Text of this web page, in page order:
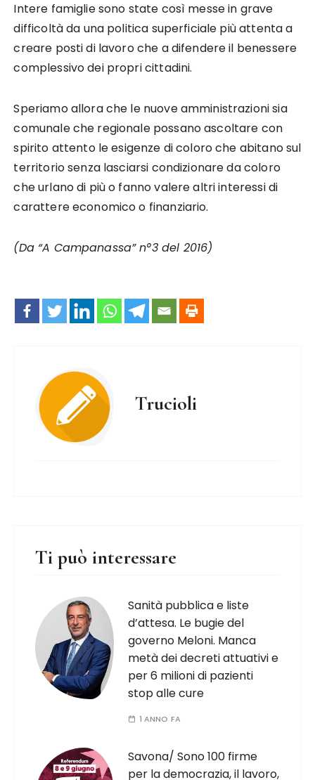
Intere famiglie sono state così messe in grave
difficoltà da una politica superficiale più attenta a
creare posti di lavoro che a difendere il benessere
complessivo dei propri cittadini.
Speriamo allora che le nuove amministrazioni sia
comunale che regionale possano ascoltare con
spirito attento le esigenze di coloro che abitano sul
territorio senza lasciarsi condizionare da coloro
che urlano di più o fanno valere altri interessi di
carattere economico o finanziario.
(Da “A Campanassa” n°3 del 2016)
Trucioli
Ti può interessare
Sanità pubblica e liste
d’attesa. Le bugie del
governo Meloni. Manca
metà dei decreti attuativi e
per 6 milioni di pazienti
stop alle cure
1 ANNO FA
Savona/ Sono 100 firme
per la democrazia, il lavoro,